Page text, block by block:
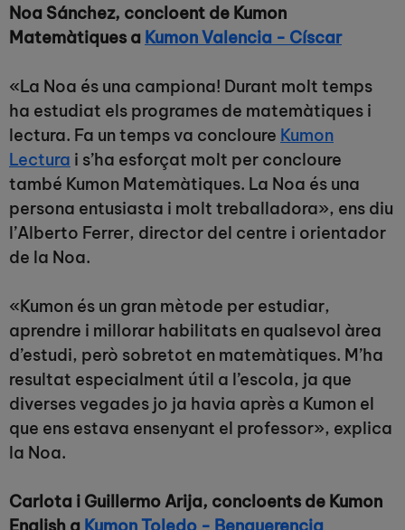
Noa Sánchez, concloent de Kumon
Matemàtiques a Kumon Valencia - Císcar
«La Noa és una campiona! Durant molt temps
ha estudiat els programes de matemàtiques i
lectura. Fa un temps va concloure Kumon
Lectura i s’ha esforçat molt per concloure
també Kumon Matemàtiques. La Noa és una
persona entusiasta i molt treballadora», ens diu
l’Alberto Ferrer, director del centre i orientador
de la Noa.
«Kumon és un gran mètode per estudiar,
aprendre i millorar habilitats en qualsevol àrea
d’estudi, però sobretot en matemàtiques. M’ha
resultat especialment útil a l’escola, ja que
diverses vegades jo ja havia après a Kumon el
que ens estava ensenyant el professor», explica
la Noa.
Carlota i Guillermo Arija, concloents de Kumon